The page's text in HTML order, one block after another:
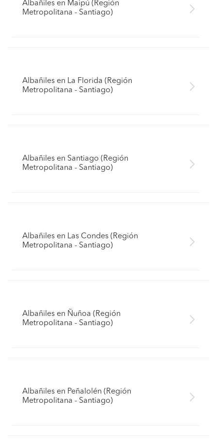
Albañiles en Maipú (Región
Metropolitana - Santiago)
Albañiles en La Florida (Región
Metropolitana - Santiago)
Albañiles en Santiago (Región
Metropolitana - Santiago)
Albañiles en Las Condes (Región
Metropolitana - Santiago)
Albañiles en Ñuñoa (Región
Metropolitana - Santiago)
Albañiles en Peñalolén (Región
Metropolitana - Santiago)